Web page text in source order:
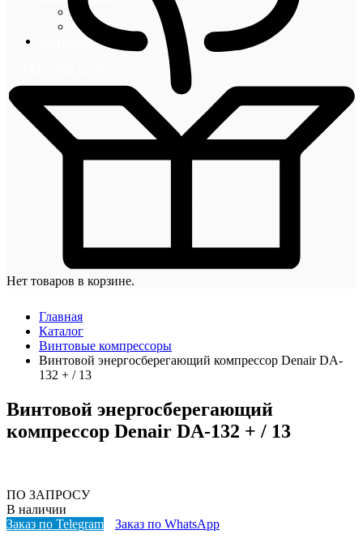
Блог
Новости
Контакты
Нет товаров в корзине.
Главная
Каталог
Винтовые компрессоры
Винтовой энергосберегающий компрессор Denair DA-
132 + / 13
Винтовой энергосберегающий
компрессор Denair DA-132 + / 13
ПО ЗАПРОСУ
В наличии
Заказ по Telegram
Заказ по WhatsApp